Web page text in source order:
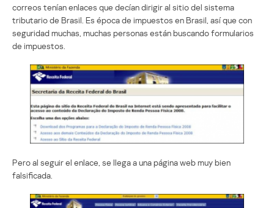
correos tenían enlaces que decían dirigir al sitio del sistema
tributario de Brasil. Es época de impuestos en Brasil, así que con
seguridad muchas, muchas personas están buscando formularios
de impuestos.
Pero al seguir el enlace, se llega a una página web muy bien
falsificada.